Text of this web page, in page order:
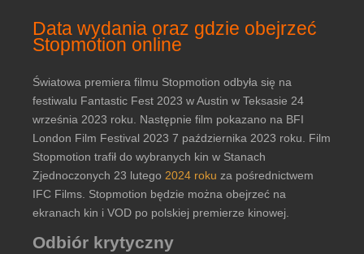
Data wydania oraz gdzie obejrzeć
Stopmotion online
Światowa premiera filmu Stopmotion odbyła się na
festiwalu Fantastic Fest 2023 w Austin w Teksasie 24
września 2023 roku. Następnie film pokazano na BFI
London Film Festival 2023 7 października 2023 roku. Film
Stopmotion trafił do wybranych kin w Stanach
Zjednoczonych 23 lutego 2024 roku za pośrednictwem
IFC Films. Stopmotion będzie można obejrzeć na
ekranach kin i VOD po polskiej premierze kinowej.
Odbiór krytyczny